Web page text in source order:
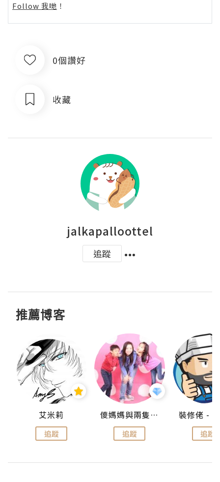
Follow 我哋 ！
0個讚好
收藏
jalkapalloottel
追蹤
推薦博客
艾米莉
追蹤
儍媽媽與兩隻小魔怪之家
追蹤 追蹤